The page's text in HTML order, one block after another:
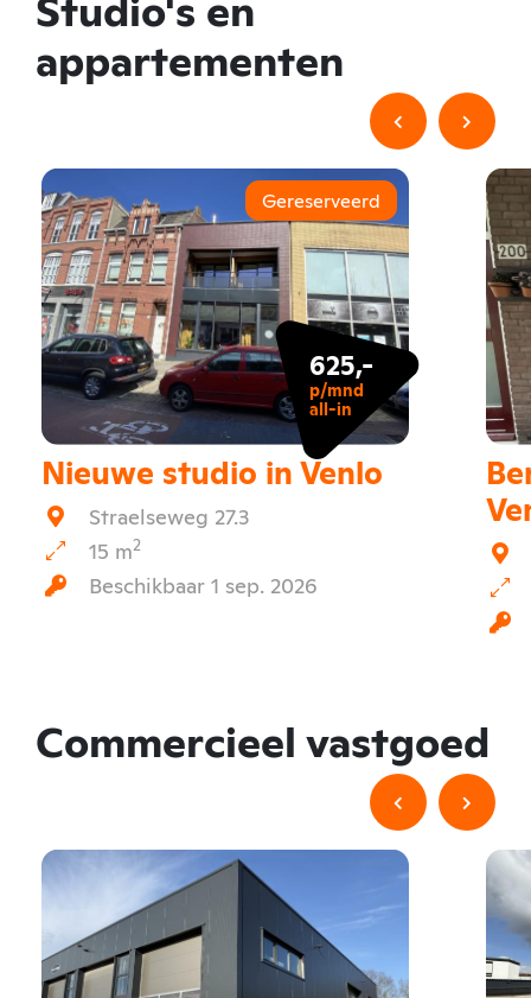
appartementen
Gereserveerd
625,-
p/mnd
all-in
Nieuwe studio in Venlo
Straelseweg 27.3
15 m2
Beschikbaar 1 sep. 2026
Commercieel vastgoed